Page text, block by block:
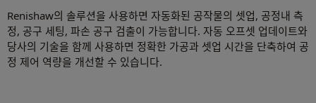
Renishaw의 솔루션을 사용하면 자동화된 공작물의 셋업, 공정내 측
정, 공구 세팅, 파손 공구 검출이 가능합니다. 자동 오프셋 업데이트와
당사의 기술을 함께 사용하면 정확한 가공과 셋업 시간을 단축하여 공
정 제어 역량을 개선할 수 있습니다.